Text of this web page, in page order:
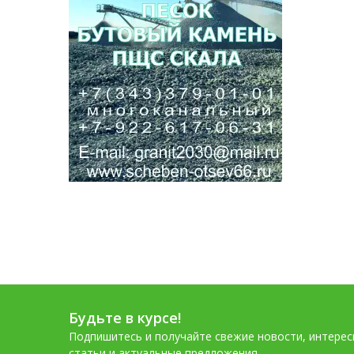
Биде
Сушилка для рук электрическая
Сушилка для белья потолочная
Умывальники
Шторы для ванной
Аксессуары для ванной комнаты
Раковины в ванную комнату
Ванны акриловые
Ванны чугунные
Будьте в курсе!
Подпишитесь и получайте свежие новости,